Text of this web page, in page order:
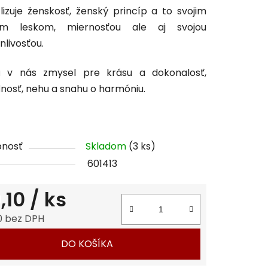
ženskosť, ženský princíp a to svojim
leskom, miernosťou ale aj svojou
v nás zmysel pre krásu a dokonalosť,
nehu a snahu o harmóniu.
Skladom (3 ks)
601413
/ ks
bez DPH
DO KOŠÍKA